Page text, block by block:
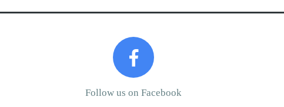
Follow us on Facebook